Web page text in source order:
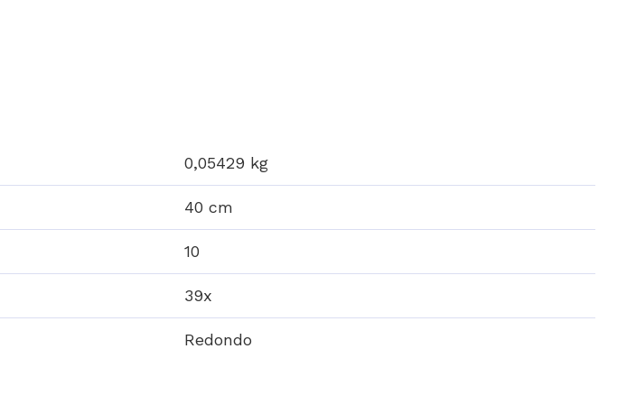
0,05429 kg
40 cm
10
39x
Redondo